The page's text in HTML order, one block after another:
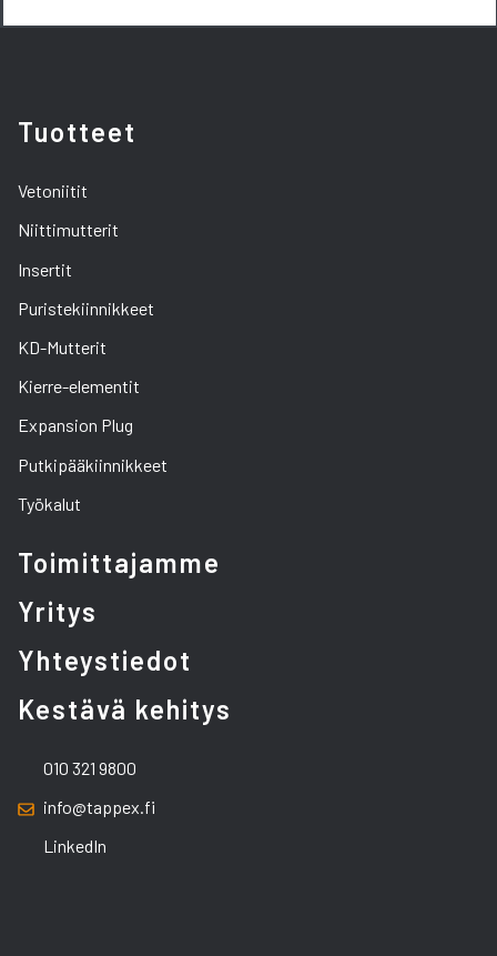
Tuotteet
Vetoniitit
Niittimutterit
Insertit
Puristekiinnikkeet
KD-Mutterit
Kierre-elementit
Expansion Plug
Putkipääkiinnikkeet
Työkalut
Toimittajamme
Yritys
Yhteystiedot
Kestävä kehitys
010 321 9800
info@tappex.fi
LinkedIn